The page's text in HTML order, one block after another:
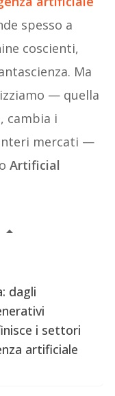
spesso a
coscienti,
Ma
— quella
cambia i
mercati —
Artificial
dagli
i settori
artificiale